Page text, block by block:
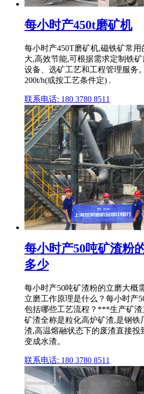
每小时产450t磨矿机
每小时产450T磨矿机,磁铁矿常
大,高效节能,可根据需求定制铁
设备、选矿工艺和工程管理服务
200t/h(或按工艺条件定) .
联系电话: 180 3780 8511
每小时产50吨矿渣粉
多少
每小时产50吨矿渣粉的立磨大概
立磨工作原理是什么？每小时产
包括哪些工艺流程？***生产矿渣
矿渣全称是粒化高炉矿渣,是钢铁
渣,高温熔融状态下的废渣直接投
变成水渣。
联系电话: 180 3780 8511